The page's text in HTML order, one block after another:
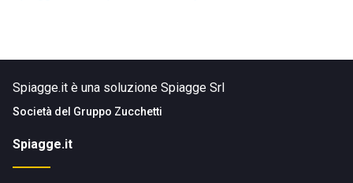
Spiagge.it è una soluzione Spiagge Srl
Società del Gruppo Zucchetti
Spiagge.it